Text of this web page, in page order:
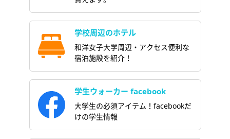
学校周辺のホテル
和洋女子大学周辺・アクセス便利な
宿泊施設を紹介！
学生ウォーカー facebook
大学生の必須アイテム！facebookだ
けの学生情報